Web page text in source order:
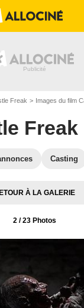
Freak Images du film
Freak
Casting
À LA GALERIE
2/ 23 Photos